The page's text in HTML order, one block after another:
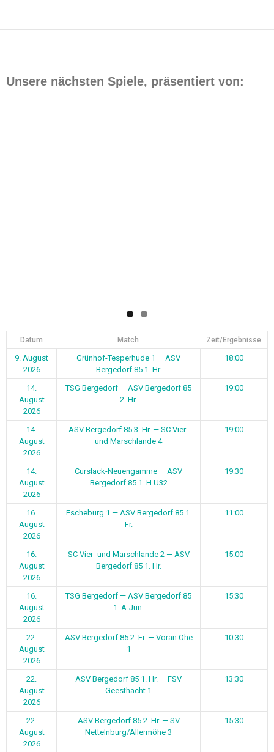
Unsere nächsten Spiele, präsentiert von:
Bergedorf 85 1. H Ü32
16.
August
2026
Escheburg 1 — ASV Bergedorf 85 1.
Fr.
11:00
16.
August
2026
SC Vier- und Marschlande 2 — ASV
Bergedorf 85 1. Hr.
15:00
16.
August
2026
TSG Bergedorf — ASV Bergedorf 85
1. A-Jun.
15:30
22.
August
2026
ASV Bergedorf 85 2. Fr. — Voran Ohe
1
10:30
22.
August
2026
ASV Bergedorf 85 1. Hr. — FSV
Geesthacht 1
13:30
22.
August
2026
ASV Bergedorf 85 2. Hr. — SV
Nettelnburg/Allermöhe 3
15:30
1 2 Weiter
Vielen Dank an unsere Sponsoren:
Ergebnisse unserer letzten Spiele